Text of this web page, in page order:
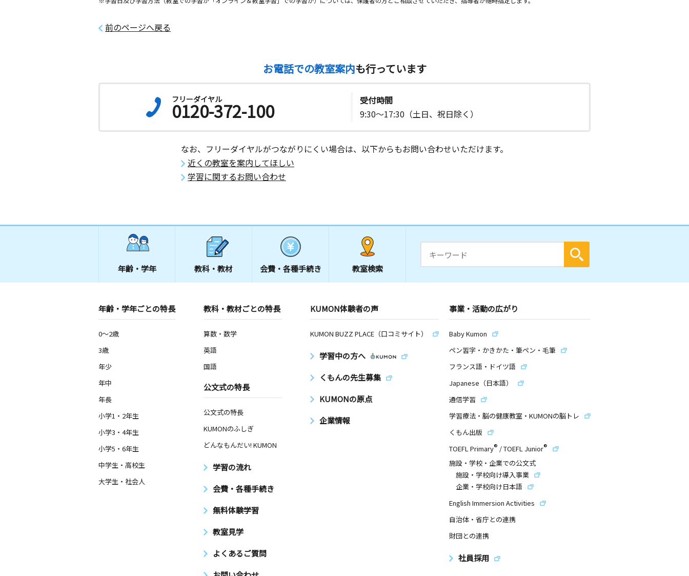
月 火 水 木 土
日
神奈川県海老名市泉１丁目３番１７号
神奈川県厚木市田村町２－２０ 三橋ビルアネッ
大谷北教室
月 火 水 木 金 土 日
神奈川県海老名市大谷北３丁目３－３３ 湯川ビ
前のページへ戻る
お電話での教室案内も行っています
フリーダイヤル
0120-372-100
受付時間
9:30～17:30（土日、祝日除く）
なお、フリーダイヤルがつながりにくい場合は、以下からもお問い合わせいただけます。
近くの教室を案内してほしい
学習に関するお問い合わせ
年齢・学年 教科・教材 会費・ 各種手続き 教室検索
年齢・学年ごとの特長
0～2歳
3歳
年少
年中
年長
小学1・2年生
小学3・4年生
小学5・6年生
中学生・高校生
大学生・社会人
教科・教材ごとの特長
算数・数学
英語
国語
公文式の特長
公文式の特長
KUMONのふしぎ
どんなもんだい! KUMON
学習の流れ
会費・各種手続き
無料体験学習
教室見学
よくあるご質問
KUMON体験者の声
KUMON BUZZ PLACE（口コミサイト）
学習中の方へ
くもんの先生募集
KUMONの原点
企業情報
事業・活動の広がり
Baby Kumon
ペン習字・かきかた・筆ペン・毛筆
フランス語・ドイツ語
Japanese（日本語）
通信学習
学習療法・脳の健康教室・KUMONの脳トレ
くもん出版
TOEFL Primary® /TOEFL Junior®
施設・学校・企業での公文式
施設・学校向け導入事業
企業・学校向け日本語
English Immersion Activities
自治体・省庁との連携
財団との連携
社員採用